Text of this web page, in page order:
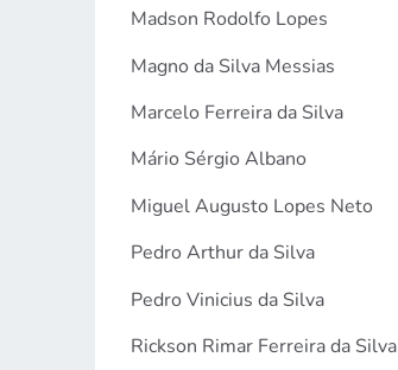
Madson Rodolfo Lopes
Magno da Silva Messias
Marcelo Ferreira da Silva
Mário Sérgio Albano
Miguel Augusto Lopes Neto
Pedro Arthur da Silva
Pedro Vinicius da Silva
Rickson Rimar Ferreira da Silva